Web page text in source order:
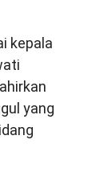
kepala
yang